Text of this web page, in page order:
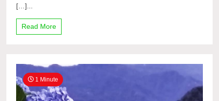
[…]...
Read More
1 Minute